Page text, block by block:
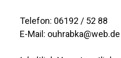
Telefon: 06192 / 52 88
E-Mail: ouhrabka@web.de